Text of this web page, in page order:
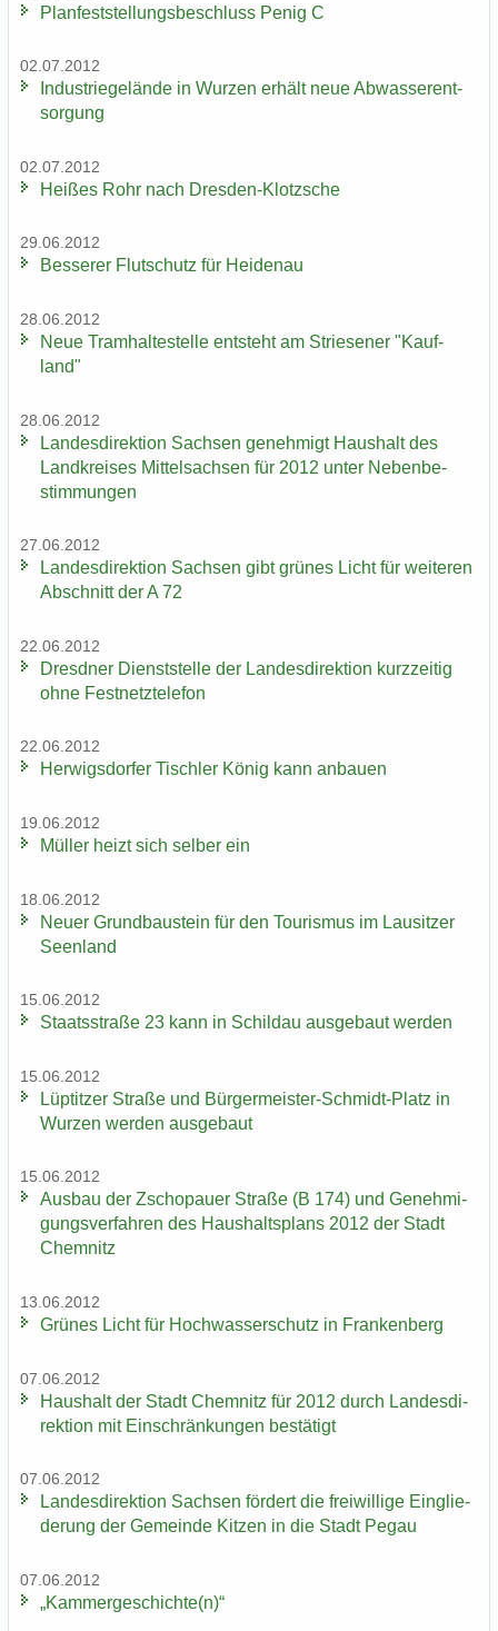
Plan­fest­stel­lungs­be­schluss Penig C
02.07.2012
In­dus­trie­ge­län­de in Wur­zen er­hält neue Ab­was­ser­ent­
sor­gung
02.07.2012
Hei­ßes Rohr nach Dresden-​Klotzsche
29.06.2012
Bes­se­rer Flut­schutz für Hei­den­au
28.06.2012
Neue Tram­hal­te­stel­le ent­steht am Strie­se­ner "Kauf­
land"
28.06.2012
Lan­des­di­rek­ti­on Sach­sen ge­neh­migt Haus­halt des
Land­krei­ses Mit­tel­sach­sen für 2012 unter Ne­ben­be­
stim­mun­gen
27.06.2012
Lan­des­di­rek­ti­on Sach­sen gibt grü­nes Licht für wei­te­ren
Ab­schnitt der A 72
22.06.2012
Dresd­ner Dienst­stel­le der Lan­des­di­rek­ti­on kurz­zei­tig
ohne Fest­netz­te­le­fon
22.06.2012
Her­wigs­dor­fer Tisch­ler König kann an­bau­en
19.06.2012
Mül­ler heizt sich sel­ber ein
18.06.2012
Neuer Grund­bau­stein für den Tou­ris­mus im Lau­sit­zer
Se­en­land
15.06.2012
Staats­stra­ße 23 kann in Schildau aus­ge­baut wer­den
15.06.2012
Lüp­tit­zer Stra­ße und Bürgermeister-​Schmidt-Platz in
Wur­zen wer­den aus­ge­baut
15.06.2012
Aus­bau der Zscho­pau­er Stra­ße (B 174) und Ge­neh­mi­
gungs­ver­fah­ren des Haus­halts­plans 2012 der Stadt
Chem­nitz
13.06.2012
Grü­nes Licht für Hoch­was­ser­schutz in Fran­ken­berg
07.06.2012
Haus­halt der Stadt Chem­nitz für 2012 durch Lan­des­di­
rek­ti­on mit Ein­schrän­kun­gen be­stä­tigt
07.06.2012
Lan­des­di­rek­ti­on Sach­sen för­dert die frei­wil­li­ge Ein­glie­
de­rung der Ge­mein­de Kit­zen in die Stadt Pegau
07.06.2012
„Kam­mer­ge­schich­te(n)“